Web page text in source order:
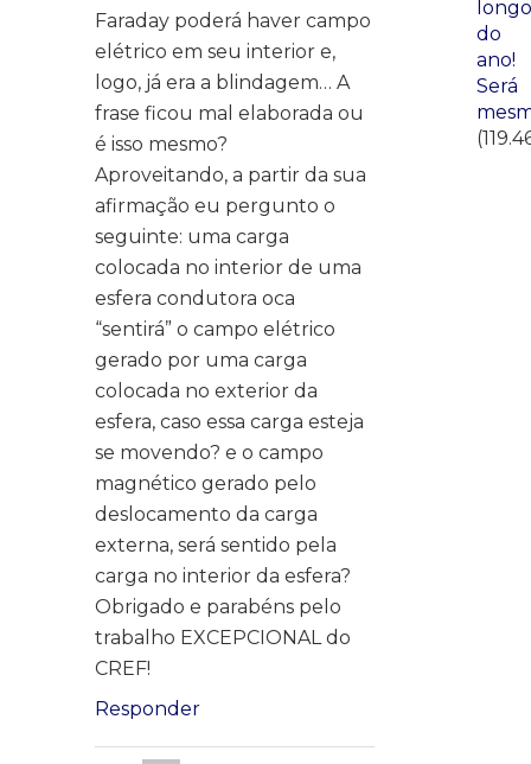
Faraday poderá haver campo
elétrico em seu interior e,
logo, já era a blindagem… A
frase ficou mal elaborada ou
é isso mesmo?
Aproveitando, a partir da sua
afirmação eu pergunto o
seguinte: uma carga
colocada no interior de uma
esfera condutora oca
“sentirá” o campo elétrico
gerado por uma carga
colocada no exterior da
esfera, caso essa carga esteja
se movendo? e o campo
magnético gerado pelo
deslocamento da carga
externa, será sentido pela
carga no interior da esfera?
Obrigado e parabéns pelo
trabalho EXCEPCIONAL do
CREF!
Responder
longo
do
ano!
Será